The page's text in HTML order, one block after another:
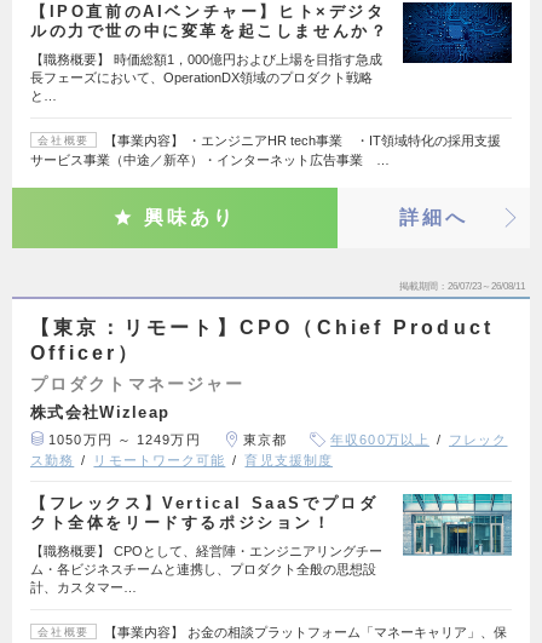
【IPO直前のAIベンチャー】ヒト×デジタ
ルの力で世の中に変革を起こしませんか？
【職務概要】 時価総額1，000億円および上場を目指す急成
長フェーズにおいて、OperationDX領域のプロダクト戦略
と…
会社概要
【事業内容】 ・エンジニアHR tech事業 ・IT領域特化の採用支援
サービス事業（中途／新卒）・インターネット広告事業 …
興味あり 詳細へ
掲載期間 26/07/23～26/08/11
【東京：リモート】CPO（Chief Product
Officer）
プロダクトマネージャー
株式会社Wizleap
1050万円 ～ 1249万円 東京都 年収600万以上
フレック
ス勤務
リモートワーク可能 育児支援制度
【フレックス】Vertical SaaSでプロダ
クト全体をリードするポジション！
【職務概要】 CPOとして、経営陣・エンジニアリングチー
ム・各ビジネスチームと連携し、プロダクト全般の思想設
計、カスタマー…
会社概要
【事業内容】 お金の相談プラットフォーム「マネーキャリア」、保